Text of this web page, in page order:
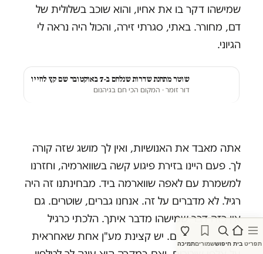
תפריט בית חיפוששמוריםתמיכה
שמישהו דקר בו את אחיו, והוא שוכב בשלולית של
דם, מחורר. באתי, סגרתי זירה, והכול היה נראה לי
הגיוני.
שוטר מתחנת שדרות שנלחם ב-7 באוקטובר שם קץ לחייו
דור זומר · המקום הכי חם בגיהנום
אתה מאבד את האנושיות, ואין לך מושג שזה קורה
לך. פעם היינו בזירת פיגוע קשה בשווארמיה, וחזרנו
למשמרת עם לאפה שווארמה ביד. מבחינתנו זה היה
רגיל. לא מדברים על זה. אנחנו גברים, שוטרים. גם
אין כזה דבר שמישהו מדבר איתך. הלכתי כרגיל
למשמרת צהריים. יש קצינת מע"ן אחת שאחראית